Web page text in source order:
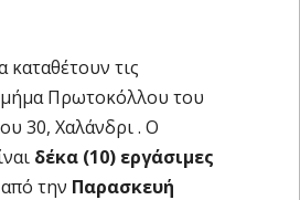
καταθέτουν τις
Πρωτοκόλλου του
30, Χαλάνδρι . Ο
δέκα (10) εργάσιμες
την Παρασκευή